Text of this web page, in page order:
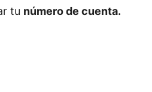
tu número de cuenta.